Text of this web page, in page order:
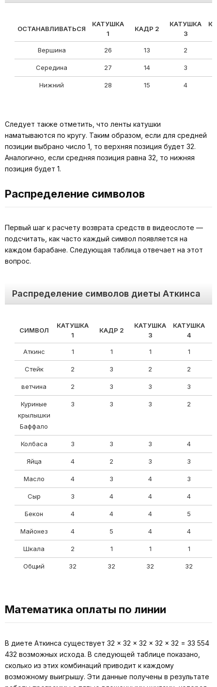
ОСТАНАВЛИВАТЬСЯ
КАТУШКА
1
КАДР 2
КАТУШКА
3
Вершина 26 13 2
Середина 27 14 3
Нижний 28 15 4
Следует также отметить, что ленты катушки
наматываются по кругу. Таким образом, если для средней
позиции выбрано число 1, то верхняя позиция будет 32.
Аналогично, если средняя позиция равна 32, то нижняя
позиция будет 1.
Распределение символов
Первый шаг к расчету возврата средств в видеослоте —
подсчитать, как часто каждый символ появляется на
каждом барабане. Следующая таблица отвечает на этот
вопрос.
Распределение символов диеты Аткинса
СИМВОЛ
КАТУШКА
1
КАДР 2
КАТУШКА
3
КАТУШКА
4
Аткинс 1 1 1 1
Стейк 2 3 2 2
ветчина 2 3 3 3
Куриные
крылышки
Баффало
3 3 3 2
Колбаса 3 3 3 4
Яйца 4 2 3 3
Масло 4 3 4 3
Сыр 3 4 4 4
Бекон 4 4 4 5
Майонез 4 5 4 4
Шкала 2 1 1 1
Общий 32 32 32 32
Математика оплаты по линии
В диете Аткинса существует 32 × 32 × 32 × 32 × 32 = 33 554
432 возможных исхода. В следующей таблице показано,
сколько из этих комбинаций приводит к каждому
возможному выигрышу. Эти данные получены в результате